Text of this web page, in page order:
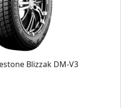
Blizzak DM-V3